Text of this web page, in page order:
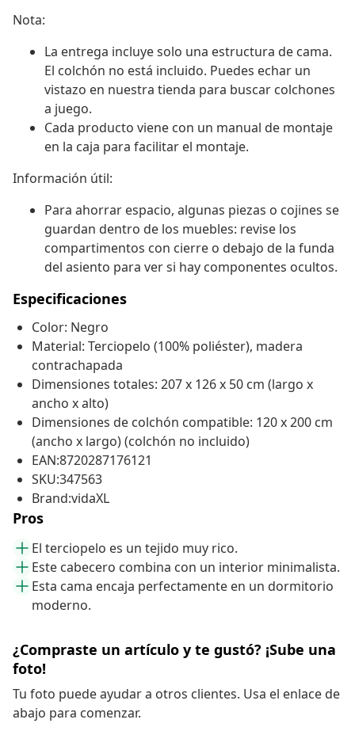
Nota:
La entrega incluye solo una estructura de cama.
El colchón no está incluido. Puedes echar un
vistazo en nuestra tienda para buscar colchones
a juego.
Cada producto viene con un manual de montaje
en la caja para facilitar el montaje.
Información útil:
Para ahorrar espacio, algunas piezas o cojines se
guardan dentro de los muebles: revise los
compartimentos con cierre o debajo de la funda
del asiento para ver si hay componentes ocultos.
Especificaciones
Color: Negro
Material: Terciopelo (100% poliéster), madera
contrachapada
Dimensiones totales: 207 x 126 x 50 cm (largo x
ancho x alto)
Dimensiones de colchón compatible: 120 x 200 cm
(ancho x largo) (colchón no incluido)
EAN:8720287176121
SKU:347563
Brand:vidaXL
Pros
El terciopelo es un tejido muy rico.
Este cabecero combina con un interior minimalista.
Esta cama encaja perfectamente en un dormitorio
moderno.
¿Compraste un artículo y te gustó? ¡Sube una
foto!
Tu foto puede ayudar a otros clientes. Usa el enlace de
abajo para comenzar.